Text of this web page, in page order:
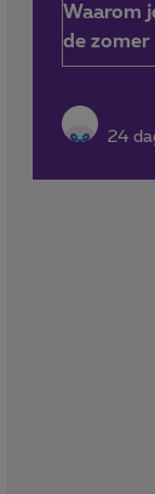
Waarom
de zomer
24